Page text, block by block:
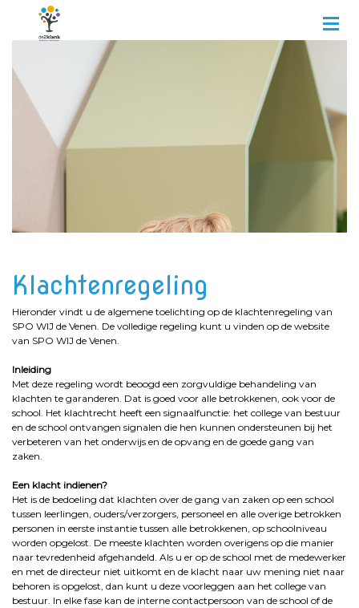
Klachtenregeling
Hieronder vindt u de algemene toelichting op de klachtenregeling van
SPO WIJ de Venen. De volledige regeling kunt u vinden op de website
van SPO WIJ de Venen.
Inleiding
Met deze regeling wordt beoogd een zorgvuldige behandeling van
klachten te garanderen. Dat is goed voor alle betrokkenen, ook voor de
school. Het klachtrecht heeft een signaalfunctie: het college van bestuur
en de school ontvangen signalen die hen kunnen ondersteunen bij het
verbeteren van het onderwijs en de opvang en de goede gang van
zaken.
Een klacht indienen?
Het is de bedoeling dat klachten over de gang van zaken op een school
tussen leerlingen, ouders/verzorgers, personeel en alle overige betrokken
personen in eerste instantie tussen alle betrokkenen, op schoolniveau
worden opgelost. De meeste klachten worden overigens op die manier
naar tevredenheid afgehandeld. Als u er op de school met de medewerker
en met de directeur niet uitkomt en de klacht naar uw mening niet naar
behoren is opgelost, dan kunt u deze voorleggen aan het college van
bestuur. In elke fase kan de interne contactpersoon van de school of de